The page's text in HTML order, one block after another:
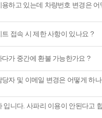
용하고 있는데 차량번호 변경은 어
트 접속 시 제한 사항이 있나요 ?
다가 중간에 환불 가능한가요 ?
자 및 이메일 변경은 어떻게 하나
입니다. 사파리 이용이 안된다고